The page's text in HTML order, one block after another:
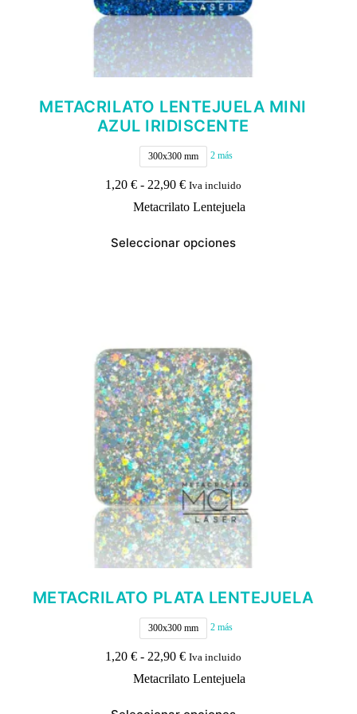
METACRILATO LENTEJUELA MINI
AZUL IRIDISCENTE
300x300 mm 2 más
1,20 € - 22,90 €Rango
precios:
1,20 €
Iva incluido
Metacrilato Lentejuela
Seleccionar opciones
producto
elegir
en
la
página
de
producto
METACRILATO PLATA LENTEJUELA
300x300 mm 2 más
1,20 € - 22,90 €Rango
precios:
Iva incluido
Metacrilato Lentejuela